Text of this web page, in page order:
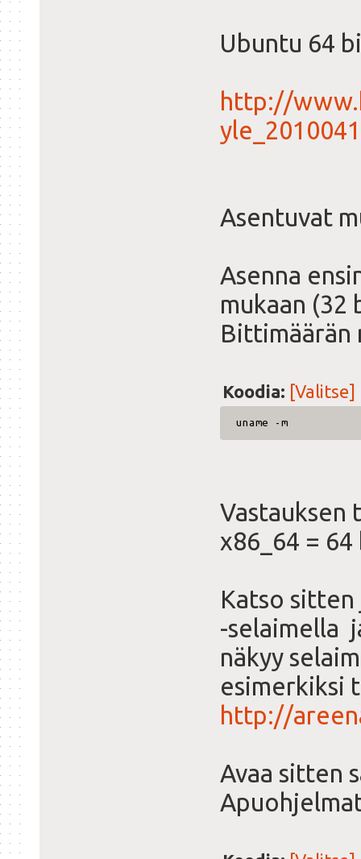
Ubuntu 64
http://
Asentuvat
Asenna
mukaan
Bittimäärän
Koodia: [Valitse]
uname -m
x86_64 =
Katso
-selaimella
näkyy
http://
Avaa sitten